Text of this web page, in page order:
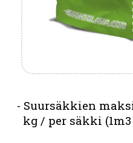
Suursäkkien
kg / per säkki